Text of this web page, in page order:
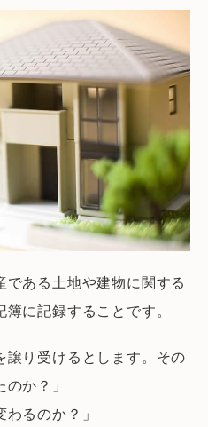
である土地や建物に関する
に記録することです。
譲り受けるとします。その
か？」
わるのか？」